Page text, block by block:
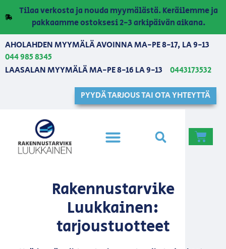
Tilaa verkosta ja nouda myymälästä. Keräilemme ja
pakkaamme ostoksesi 2-3 arkipäivän aikana.
AHOLAHDEN MYYMÄLÄ AVOINNA MA-PE 8-17, LA 9-13
044 985 8345
LAASALAN MYYMÄLÄ MA-PE 8-16 LA 9-13
0443173532
PYYDÄ TARJOUS TAI OTA YHTEYTTÄ
Rakennustarvike
Luukkainen:
tarjoustuotteet